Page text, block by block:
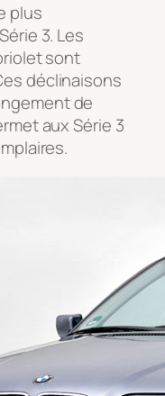
plus
3. Les
sont
déclinaisons
de
aux Série 3